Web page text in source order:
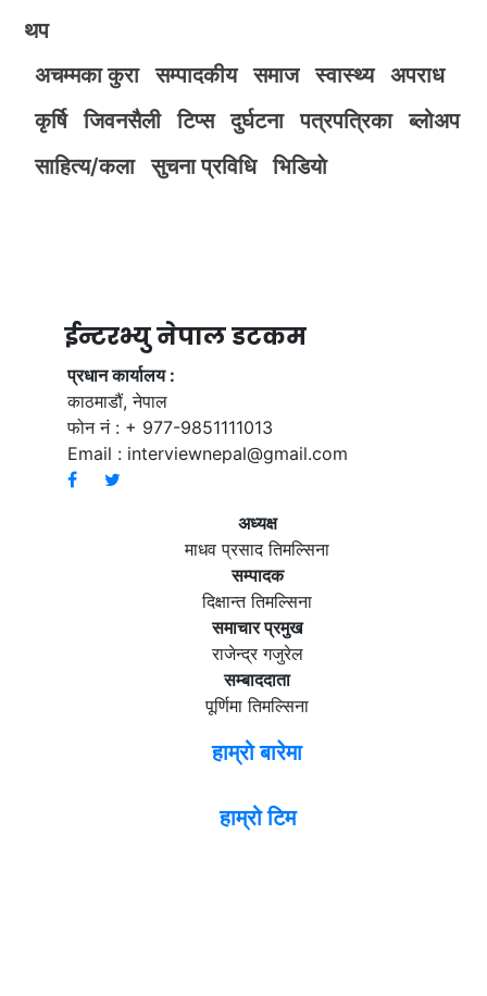
थप
अचम्मका कुरा
सम्पादकीय समाज स्वास्थ्य
अपराध
कृर्षि
जिवनसैली टिप्स दुर्घटना पत्रपत्रिका
ब्लोअप
साहित्य/कला
सुचना प्रविधि भिडियाे
ईन्टरभ्यु नेपाल डटकम
प्रधान कार्यालय :
काठमाडौं, नेपाल
फोन नं : + 977-9851111013
Email : interviewnepal@gmail.com
अध्यक्ष
माधव प्रसाद तिमल्सिना
सम्पादक
दिक्षान्त तिमल्सिना
समाचार प्रमुख
राजेन्द्र गजुरेल
सम्बाददाता
पूर्णिमा तिमल्सिना
हाम्रो बारेमा
हाम्रो टिम